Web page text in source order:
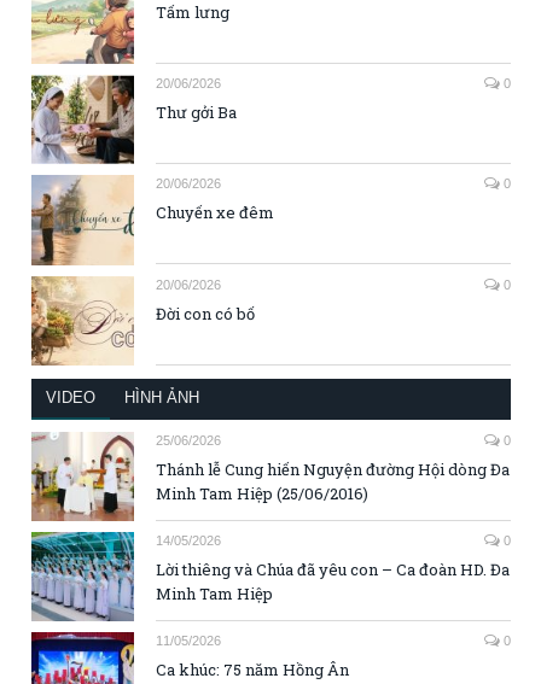
Tấm lưng
20/06/2026 0
Thư gởi Ba
20/06/2026 0
Chuyến xe đêm
20/06/2026 0
Đời con có bố
VIDEO HÌNH ẢNH
25/06/2026 0
Thánh lễ Cung hiến Nguyện đường Hội dòng Đa
Minh Tam Hiệp (25/06/2016)
14/05/2026 0
Lời thiêng và Chúa đã yêu con – Ca đoàn HD. Đa
Minh Tam Hiệp
11/05/2026 0
Ca khúc: 75 năm Hồng Ân